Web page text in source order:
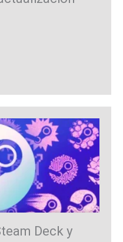
Deck y